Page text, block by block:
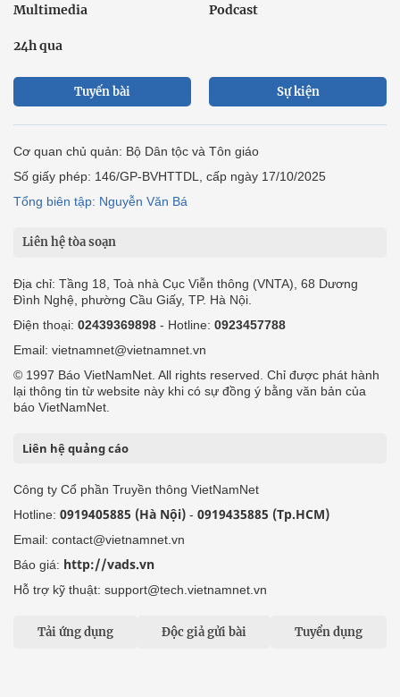
Multimedia Podcast
24h qua
Tuyến bài Sự kiện
Cơ quan chủ quản: Bộ Dân tộc và Tôn giáo
Số giấy phép: 146/GP-BVHTTDL, cấp ngày 17/10/2025
Tổng biên tập: Nguyễn Văn Bá
Liên hệ tòa soạn
Địa chỉ: Tầng 18, Toà nhà Cục Viễn thông (VNTA), 68 Dương
Đình Nghệ, phường Cầu Giấy, TP. Hà Nội.
Điện thoại: 02439369898 - Hotline: 0923457788
Email: vietnamnet@vietnamnet.vn
© 1997 Báo VietNamNet. All rights reserved. Chỉ được phát hành
lại thông tin từ website này khi có sự đồng ý bằng văn bản của
báo VietNamNet.
Liên hệ quảng cáo
Công ty Cổ phần Truyền thông VietNamNet
Hotline: 0919405885 (Hà Nội) - 0919435885 (Tp.HCM)
Email: contact@vietnamnet.vn
Báo giá: http://vads.vn
Hỗ trợ kỹ thuật: support@tech.vietnamnet.vn
Tải ứng dụng Độc giả gửi bài Tuyển dụng